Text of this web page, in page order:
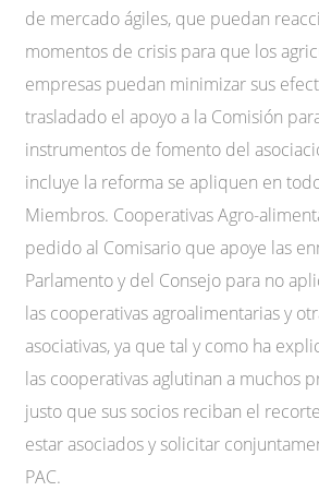
de mercado ágiles, que puedan
momentos de crisis para que los
empresas puedan minimizar sus
trasladado el apoyo a la Comisión
instrumentos de fomento del
incluye la reforma se apliquen en
Miembros. Cooperativas Agro-
pedido al Comisario que apoye las
Parlamento y del Consejo para no
las cooperativas agroalimentarias y
asociativas, ya que tal y como ha
las cooperativas aglutinan a muchos
justo que sus socios reciban el
estar asociados y solicitar
PAC.